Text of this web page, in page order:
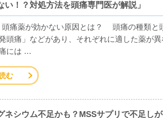
い！？対処方法を頭痛専門医が解説」
痛薬が効かない原因とは？ 頭痛の種類と
頭痛」などがあり、それぞれに適した薬が
には …
む
ネシウム不足かも？MSSサプリで不足し